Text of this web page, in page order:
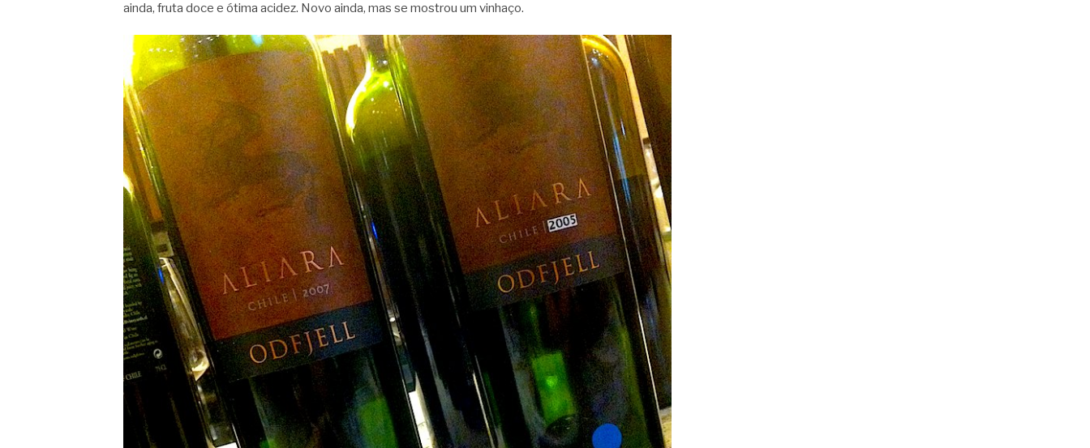
ainda, fruta doce e ótima acidez. Novo ainda, mas se mostrou um vinhaço.